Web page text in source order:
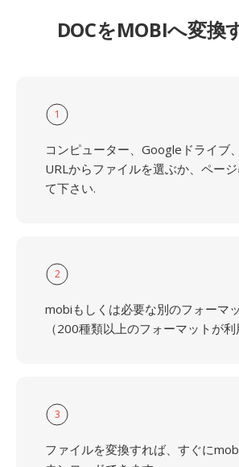
DOCをMOBIへ変換
1
コンピューター、Googleドライブ
URLからファイルを選ぶか、ペー
て下さい.
2
mobiもしくは必要な別のフォーマ
（200種類以上のフォーマットが利
3
ファイルを変換すれば、すぐに